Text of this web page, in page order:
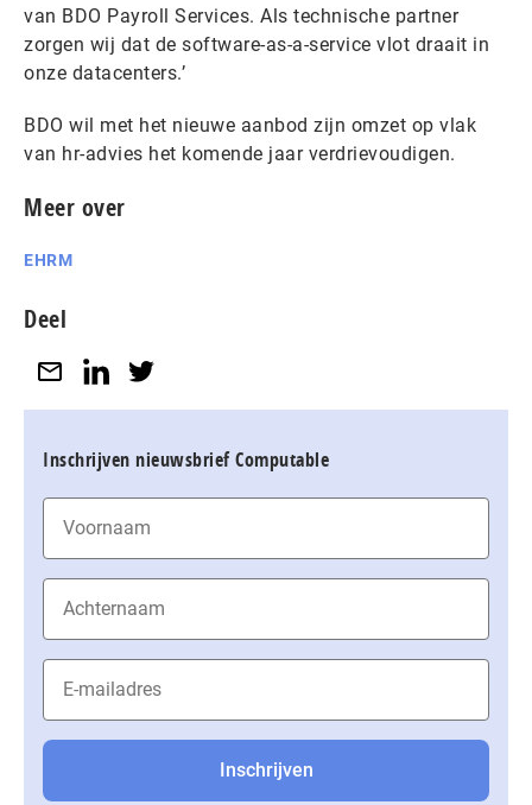
van BDO Payroll Services. Als technische partner
zorgen wij dat de software-as-a-service vlot draait in
onze datacenters.’
BDO wil met het nieuwe aanbod zijn omzet op vlak
van hr-advies het komende jaar verdrievoudigen.
Meer over
EHRM
Deel
Inschrijven nieuwsbrief Computable